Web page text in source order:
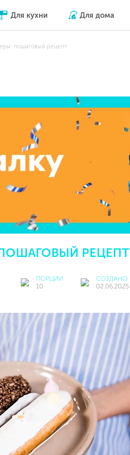
Для кухни Для дома
пошаговый рецепт
РЕЦЕПТ
ПОРЦИИ
10
СОЗДАНО
02.06.2025